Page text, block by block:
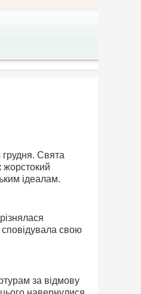
грудня. Свята
жорстокий
ідеалам.
свою
за відмову